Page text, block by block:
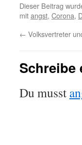
Dieser Beitrag
mitangst, Corona,
← Volksvertreter
Schreibe
Du musst